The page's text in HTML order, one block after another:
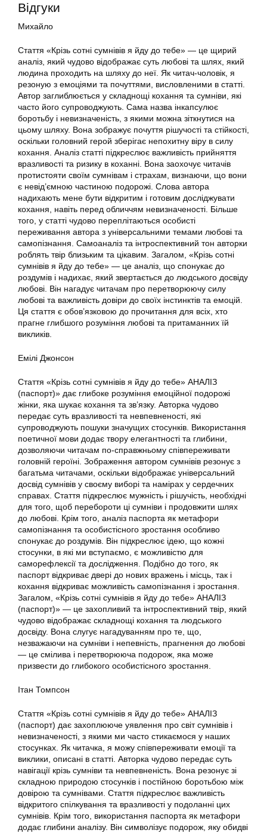
Відгуки
Михайло
Стаття «Крізь сотні сумнівів я йду до тебе» — це щирий
аналіз, який чудово відображає суть любові та шлях, який
людина проходить на шляху до неї. Як читач-чоловік, я
резоную з емоціями та почуттями, висловленими в статті.
Автор заглиблюється у складнощі кохання та сумніви, які
часто його супроводжують. Сама назва інкапсулює
боротьбу і невизначеність, з якими можна зіткнутися на
цьому шляху. Вона зображує почуття рішучості та стійкості,
оскільки головний герой зберігає непохитну віру в силу
кохання. Аналіз статті підкреслює важливість прийняття
вразливості та ризику в коханні. Вона заохочує читачів
протистояти своїм сумнівам і страхам, визнаючи, що вони
є невід’ємною частиною подорожі. Слова автора
надихають мене бути відкритим і готовим досліджувати
кохання, навіть перед обличчям невизначеності. Більше
того, у статті чудово переплітаються особисті
переживання автора з універсальними темами любові та
самопізнання. Самоаналіз та інтроспективний тон авторки
роблять твір близьким та цікавим. Загалом, «Крізь сотні
сумнівів я йду до тебе» — це аналіз, що спонукає до
роздумів і надихає, який звертається до людського досвіду
любові. Він нагадує читачам про перетворюючу силу
любові та важливість довіри до своїх інстинктів та емоцій.
Ця стаття є обов’язковою до прочитання для всіх, хто
прагне глибшого розуміння любові та притаманних їй
викликів.
Емілі Джонсон
Стаття «Крізь сотні сумнівів я йду до тебе» АНАЛІЗ
(паспорт)» дає глибоке розуміння емоційної подорожі
жінки, яка шукає кохання та зв’язку. Авторка чудово
передає суть вразливості та невпевненості, які
супроводжують пошуки значущих стосунків. Використання
поетичної мови додає твору елегантності та глибини,
дозволяючи читачам по-справжньому співпереживати
головній героїні. Зображення автором сумнівів резонує з
багатьма читачами, оскільки відображає універсальний
досвід сумнівів у своєму виборі та намірах у сердечних
справах. Стаття підкреслює мужність і рішучість, необхідні
для того, щоб перебороти ці сумніви і продовжити шлях
до любові. Крім того, аналіз паспорта як метафори
самопізнання та особистісного зростання особливо
спонукає до роздумів. Він підкреслює ідею, що кожні
стосунки, в які ми вступаємо, є можливістю для
саморефлексії та дослідження. Подібно до того, як
паспорт відкриває двері до нових вражень і місць, так і
кохання відкриває можливість самопізнання і зростання.
Загалом, «Крізь сотні сумнівів я йду до тебе» АНАЛІЗ
(паспорт)» — це захопливий та інтроспективний твір, який
чудово відображає складнощі кохання та людського
досвіду. Вона слугує нагадуванням про те, що,
незважаючи на сумніви і непевність, прагнення до любові
— це смілива і перетворююча подорож, яка може
призвести до глибокого особистісного зростання.
Ітан Томпсон
Стаття «Крізь сотні сумнівів я йду до тебе» АНАЛІЗ
(паспорт) дає захоплююче уявлення про світ сумнівів і
невизначеності, з якими ми часто стикаємося у наших
стосунках. Як читачка, я можу співпереживати емоції та
виклики, описані в статті. Авторка чудово передає суть
навігації крізь сумніви та невпевненість. Вона резонує зі
складною природою стосунків і постійною боротьбою між
довірою та сумнівами. Стаття підкреслює важливість
відкритого спілкування та вразливості у подоланні цих
сумнівів. Крім того, використання паспорта як метафори
додає глибини аналізу. Він символізує подорож, яку обидві